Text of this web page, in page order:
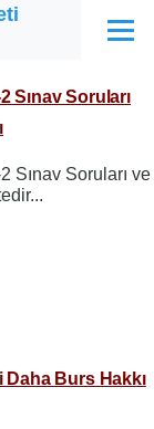
Menü
Sınav Soruları
Sınav Soruları ve
Daha Burs Hakkı